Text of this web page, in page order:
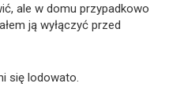
ale w domu przypadkowo
ją wyłączyć przed
się lodowato.